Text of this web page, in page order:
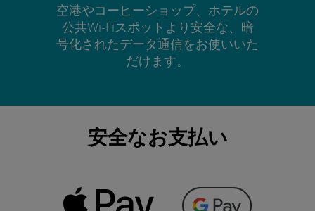
空港やコーヒーショップ、ホテルの
公共Wi-Fiスポットより安全な、暗
号化されたデータ通信をお使いいた
だけます。
安全なお支払い